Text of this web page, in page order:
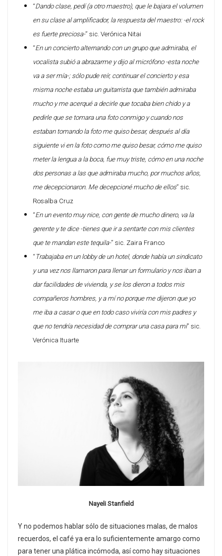
“Dando clase, pedí (a otro maestro), que le bajara el volumen
en su clase al amplificador, la respuesta del maestro: -el rock
es fuerte preciosa-” sic. Verónica Nitai
“En un concierto alternando con un grupo que admiraba, el
vocalista subió a abrazarme y dijo al micrófono -esta noche
va a ser mía-; sólo pude reír, continuar el concierto y esa
misma noche estaba un guitarrista que también admiraba
mucho y me acerqué a decirle que tocaba bien chido y a
pedirle que se tomara una foto conmigo y cuando nos
estaban tomando la foto me quiso besar, después al día
siguiente vi en la foto como me quiso besar, cómo me quiso
meter la lengua a la boca, fue muy triste, cómo en una noche
dos personas a las que admiraba mucho, por muchos años,
me decepcionaron. Me decepcioné mucho de ellos” sic.
Rosalba Cruz
“En un evento muy nice, con gente de mucho dinero, va la
gerente y te dice -tienes que ir a sentarte con mis clientes
que te mandan este tequila-” sic. Zaira Franco
“Trabajaba en un lobby de un hotel, donde había un sindicato
y una vez nos llamaron para llenar un formulario y nos iban a
dar facilidades de vivienda, y se los dieron a todos mis
compañeros hombres, y a mí no porque me dijeron que yo
me iba a casar o que en todo caso viviría con mis padres y
que no tendría necesidad de comprar una casa para mi” sic.
Verónica Ituarte
Nayeli Stanfield
Y no podemos hablar sólo de situaciones malas, de malos
recuerdos, el café ya era lo suficientemente amargo como
para tener una plática incómoda, así como hay situaciones